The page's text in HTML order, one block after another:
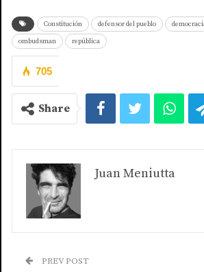
Constitución defensor del pueblo
ombudsman república
705
Share
Juan Meniutta
PREV POST